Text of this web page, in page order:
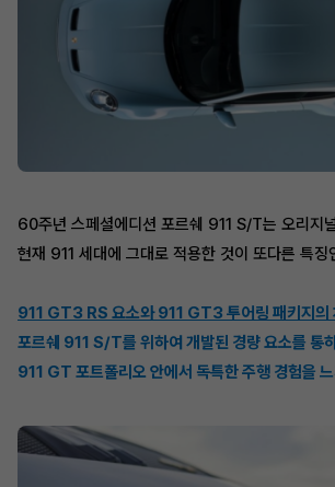
60주년 스페셜에디션 포르쉐 911 S/T는 오리지
현재 911 세대에 그대로 적용한 것이 또다른 특징
911 GT3 RS 요소와 911 GT3 투어링 패키지의
포르쉐 911 S/T를 위하여 개발된 경량 요소를 통
911 GT 포트폴리오 안에서 독특한 주행 경험을